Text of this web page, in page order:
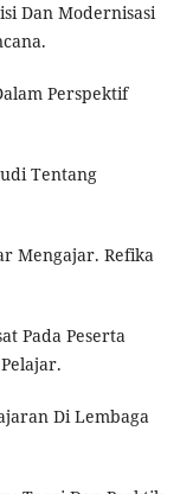
Dan Modernisasi
Perspektif
Tentang
Mengajar. Refika
Pada Peserta
Di Lembaga